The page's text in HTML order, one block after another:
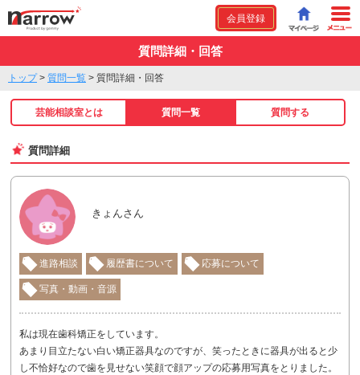
会員登録
質問詳細・回答
トップ> 質問一覧 > 質問詳細・回答
芸能相談室とは 質問一覧 質問する
質問詳細
きょんさん
進路相談 履歴書について 応募について
写真・動画・音源
私は現在歯科矯正をしています。
あまり目立たない白い矯正器具なのですが、笑ったときに器具が出ると少
し不恰好なので歯を見せない笑顔で顔アップの応募用写真をとりました。